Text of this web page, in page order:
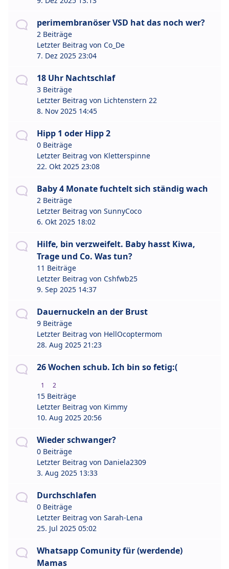
perimembranöser VSD hat das noch wer?
2 Beiträge
Letzter Beitrag von Co_De
7. Dez 2025 23:04
18 Uhr Nachtschlaf
3 Beiträge
Letzter Beitrag von Lichtenstern 22
8. Nov 2025 14:45
Hipp 1 oder Hipp 2
0 Beiträge
Letzter Beitrag von Kletterspinne
22. Okt 2025 23:08
Baby 4 Monate fuchtelt sich ständig wach
2 Beiträge
Letzter Beitrag von SunnyCoco
6. Okt 2025 18:02
Hilfe, bin verzweifelt. Baby hasst Kiwa,
Trage und Co. Was tun?
11 Beiträge
Letzter Beitrag von Cshfwb25
9. Sep 2025 14:37
Dauernuckeln an der Brust
9 Beiträge
Letzter Beitrag von HellOcoptermom
28. Aug 2025 21:23
26 Wochen schub. Ich bin so fetig:(
1 2
15 Beiträge
Letzter Beitrag von Kimmy
10. Aug 2025 20:56
Wieder schwanger?
0 Beiträge
Letzter Beitrag von Daniela2309
3. Aug 2025 13:33
Durchschlafen
0 Beiträge
Letzter Beitrag von Sarah-Lena
25. Jul 2025 05:02
Whatsapp Comunity für (werdende)
Mamas